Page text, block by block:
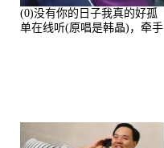
(0)没有你的日子我真的好孤
单在线听(原唱是韩晶)，牵手